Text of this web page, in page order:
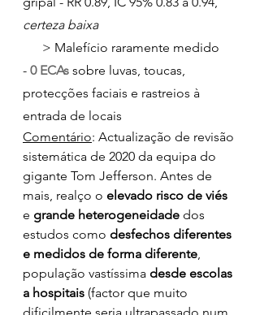
certeza baixa
      > Malefício raramente medido
- 0 ECAs sobre luvas, toucas,
protecções faciais e rastreios à
entrada de locais
Comentário: Actualização de revisão
sistemática de 2020 da equipa do
gigante Tom Jefferson. Antes de
mais, realço o elevado risco de viés
e grande heterogeneidade dos
estudos como desfechos diferentes
e medidos de forma diferente,
população vastíssima desde escolas
a hospitais (factor que muito